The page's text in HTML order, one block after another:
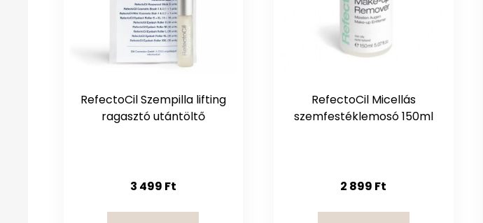
RefectoCil Szempilla lifting
ragasztó utántöltő
3 499 Ft
RefectoCil Micellás
szemfestéklemosó 150ml
2 899 Ft